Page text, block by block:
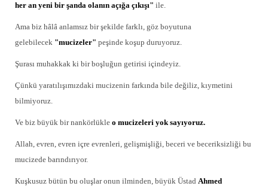
her an yeni bir şanda olanın açığa çıkışı" ile.
Ama biz hâlâ anlamsız bir şekilde farklı, göz boyutuna
gelebilecek "mucizeler" peşinde koşup duruyoruz.
Şurası muhakkak ki bir boşluğun getirisi içindeyiz.
Çünkü yaratılışımızdaki mucizenin farkında bile değiliz, kıymetini
bilmiyoruz.
Ve biz büyük bir nankörlükle o mucizeleri yok sayıyoruz.
Allah, evren, evren içre evrenleri, gelişmişliği, beceri ve beceriksizliği bu
mucizede barındırıyor.
Kuşkusuz bütün bu oluşlar onun ilminden, büyük Üstad Ahmed